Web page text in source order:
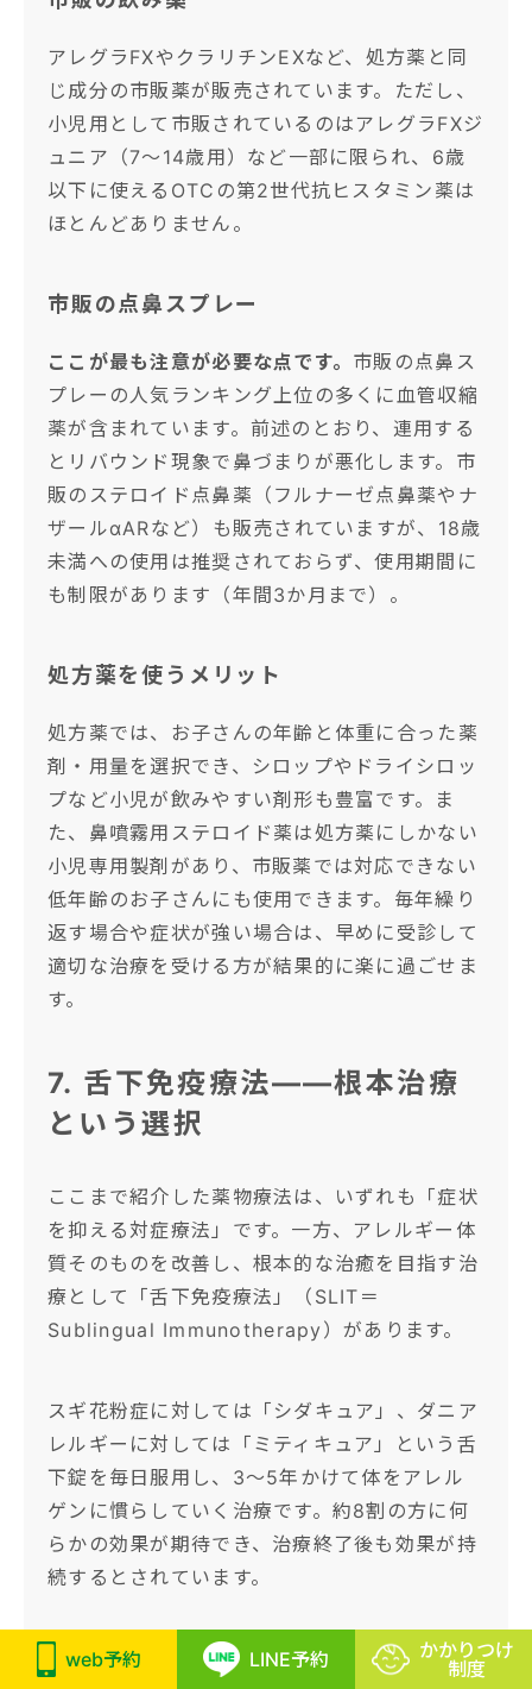
アレグラFXやクラリチンEXなど、処方薬と同
じ成分の市販薬が販売されています。ただし、
小児用として市販されているのはアレグラFXジ
ュニア（7〜14歳用）など一部に限られ、6歳
以下に使えるOTCの第2世代抗ヒスタミン薬は
ほとんどありません。
市販の点鼻スプレー
ここが最も注意が必要な点です。 市販の点鼻ス
プレーの人気ランキング上位の多くに血管収縮
薬が含まれています。前述のとおり、連用する
とリバウンド現象で鼻づまりが悪化します。市
販のステロイド点鼻薬（フルナーゼ点鼻薬やナ
ザールαARなど）も販売されていますが、18歳
未満への使用は推奨されておらず、使用期間に
も制限があります（年間3か月まで）。
処方薬を使うメリット
処方薬では、お子さんの年齢と体重に合った薬
剤・用量を選択でき、シロップやドライシロッ
プなど小児が飲みやすい剤形も豊富です。ま
た、鼻噴霧用ステロイド薬は処方薬にしかない
小児専用製剤があり、市販薬では対応できない
低年齢のお子さんにも使用できます。毎年繰り
返す場合や症状が強い場合は、早めに受診して
適切な治療を受ける方が結果的に楽に過ごせま
す。
7. 舌下免疫療法——根本治療
という選択
ここまで紹介した薬物療法は、いずれも「症状
を抑える対症療法」です。一方、アレルギー体
質そのものを改善し、根本的な治癒を目指す治
療として「舌下免疫療法」（SLIT＝
Sublingual Immunotherapy）があります。
スギ花粉症に対しては「シダキュア」、ダニア
レルギーに対しては「ミティキュア」という舌
下錠を毎日服用し、3〜5年かけて体をアレル
ゲンに慣らしていく治療です。約8割の方に何
らかの効果が期待でき、治療終了後も効果が持
続するとされています。
対象は原則5歳以上ですが、錠剤を舌の下に1分
web予約 LINE予約
かかりつけ
制度